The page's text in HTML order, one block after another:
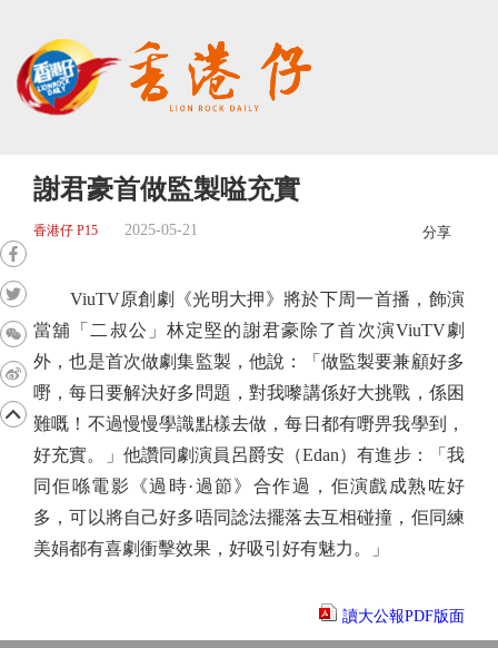
謝君豪首做監製嗌充實
香港仔 P15 2025-05-21 分享
ViuTV原創劇《光明大押》將於下周一首播，飾演
當舖「二叔公」林定堅的謝君豪除了首次演ViuTV劇
外，也是首次做劇集監製，他說：「做監製要兼顧好多
嘢，每日要解決好多問題，對我嚟講係好大挑戰，係困
難嘅！不過慢慢學識點樣去做，每日都有嘢畀我學到，
好充實。」他讚同劇演員呂爵安（Edan）有進步：「我
同佢喺電影《過時·過節》合作過，佢演戲成熟咗好
多，可以將自己好多唔同諗法擺落去互相碰撞，佢同練
美娟都有喜劇衝擊效果，好吸引好有魅力。」
讀大公報PDF版面